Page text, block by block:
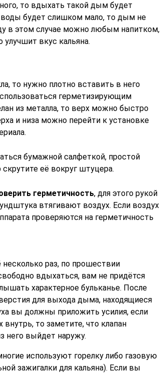
то вдыхать такой дым будет
будет слишком мало, то дым не
в этом случае можно любым напитком,
вкус кальяна.
то нужно плотно вставить в него
герметизирующим
из металла, то верх можно быстро
и низа можно перейти к установке
бумажной салфеткой, простой
её вокруг штуцера.
герметичность, для этого рукой
втягивают воздух. Если воздух
проверяются на герметичность
раз, по прошествии
вдыхаться, вам не придётся
характерное бульканье. После
для выхода дыма, находящиеся
вы должны приложить усилия, если
то заметите, что клапан
него выйдет наружу.
используют горелку либо газовую
зажигалки для кальяна). Если вы